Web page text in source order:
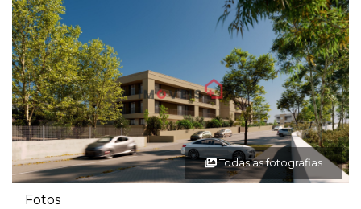
Todas as fotografias
Fotos